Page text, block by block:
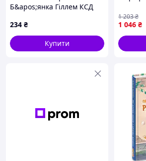
Б&apos;янка Гіллем КСД
234 ₴
Купити
1 046 ₴
1 203₴